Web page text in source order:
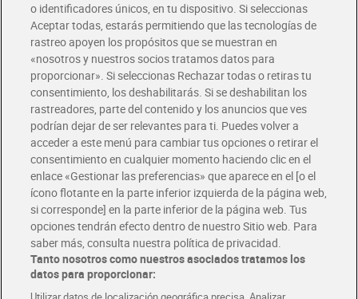
Envío gratis por compras superiores a 100€
Envío estandar por 4,99€
Glovo y Uber Eats
Solicita tu factura de Glovo o Uber Eats
Únete al CLUB Dia
Disfruta las ventajas y ofertas exclusivas.
Descárgate la APP Dia
Folletos y Tiendas
Descubre las mejores ofertas y busca tu tienda más cercana
Tarjeta MaX Dia
Te devuelve hasta 8€/mes de tus compras.
¡Solicita tu tarjeta de crédito aquí!
o identificadores únicos, en tu dispositivo. Si seleccionas
Aceptar todas, estarás permitiendo que las tecnologías de
rastreo apoyen los propósitos que se muestran en
«nosotros y nuestros socios tratamos datos para
proporcionar». Si seleccionas Rechazar todas o retiras tu
consentimiento, los deshabilitarás. Si se deshabilitan los
rastreadores, parte del contenido y los anuncios que ves
podrían dejar de ser relevantes para ti. Puedes volver a
acceder a este menú para cambiar tus opciones o retirar el
consentimiento en cualquier momento haciendo clic en el
enlace «Gestionar las preferencias» que aparece en el [o el
ícono flotante en la parte inferior izquierda de la página web,
si corresponde] en la parte inferior de la página web. Tus
opciones tendrán efecto dentro de nuestro Sitio web. Para
saber más, consulta nuestra política de privacidad.
Tanto nosotros como nuestros asociados tratamos los
datos para proporcionar: